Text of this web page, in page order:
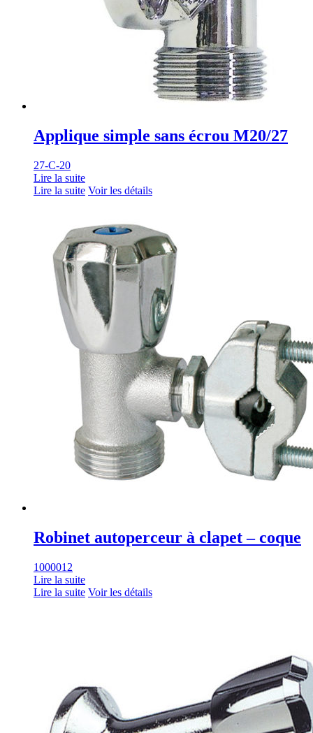
Applique simple sans écrou M20/27
27-C-20
Lire la suite
Lire la suite Voir les détails
Robinet autoperceur à clapet – coque
1000012
Lire la suite
Lire la suite Voir les détails